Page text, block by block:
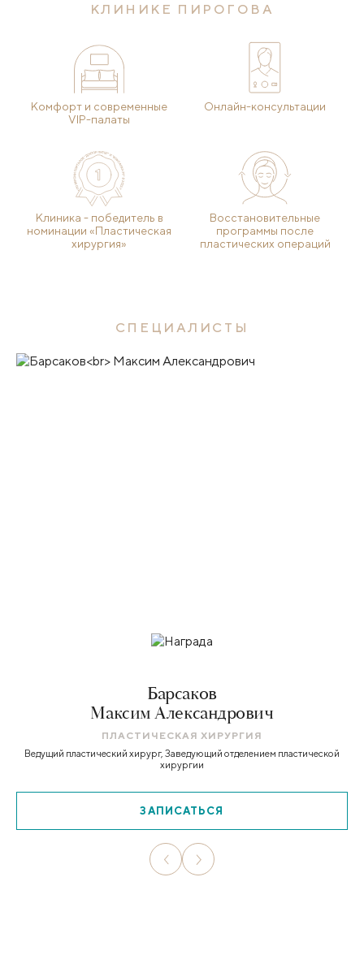
КЛИНИКЕ ПИРОГОВА
Комфорт и современные
VIP-палаты
Онлайн-консультации
Клиника - победитель в
номинации «Пластическая
хирургия»
Восстановительные
программы после
пластических операций
СПЕЦИАЛИСТЫ
Барсаков
Максим Александрович
ПЛАСТИЧЕСКАЯ ХИРУРГИЯ
Ведущий пластический хирург, Заведующий отделением пластической
хирургии
ЗАПИСАТЬСЯ